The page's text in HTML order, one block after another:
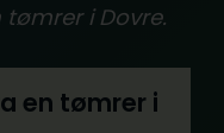
i Dovre.
en tømrer i